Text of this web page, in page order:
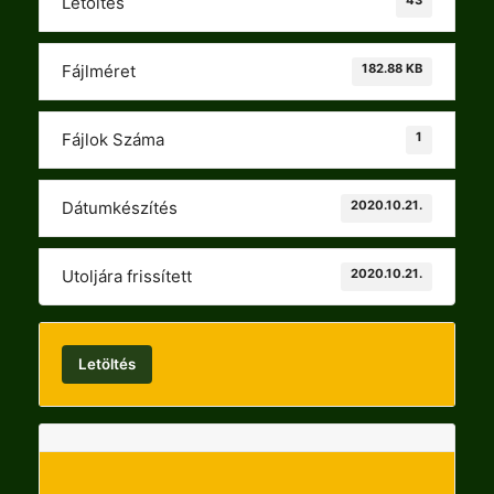
Fájlméret 182.88 KB
Fájlok Száma 1
Dátumkészítés 2020.10.21.
Utoljára frissített 2020.10.21.
Letöltés